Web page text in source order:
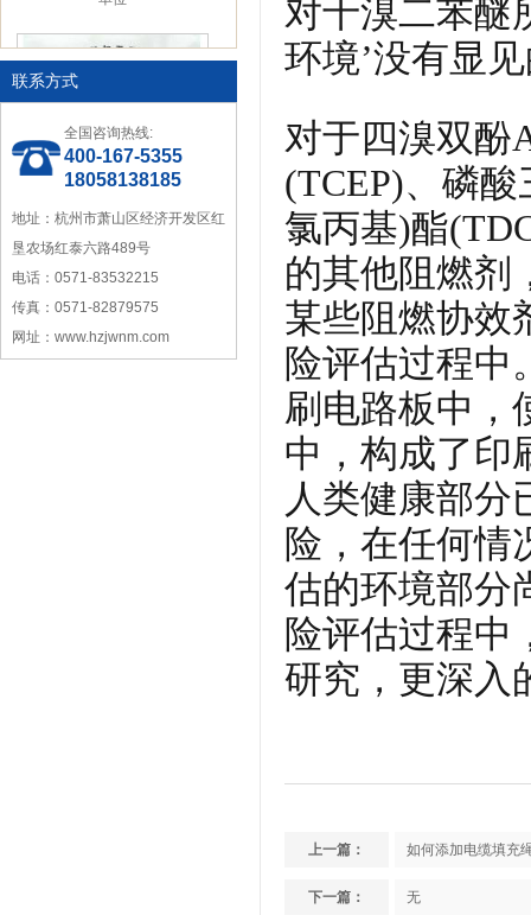
中国塑料加工工业协会理事
联系方式
全国咨询热线:
400-167-5355
18058138185
地址：杭州市萧山区经济开发区红
垦农场红泰六路489号
电话：0571-83532215
传真：0571-82879575
网址：www.hzjwnm.com
对十溴二苯醚
环境’没有显
对于四溴双酚
(TCEP)、磷
氯丙基)酯
的其他阻燃剂
某些阻燃协效
险评估过程中
刷电路板中，
中，构成了印
人类健康部分
险，在任何情
估的环境部分
险评估过程中
研究，更深入
上一篇： 如何添加电缆填充
下一篇： 无